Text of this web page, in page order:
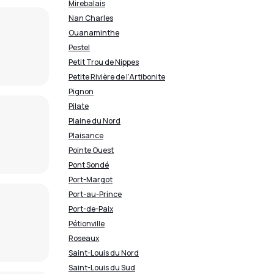
Mirebalais
Nan Charles
Ouanaminthe
Pestel
Petit Trou de Nippes
Petite Rivière de l’Artibonite
Pignon
Pilate
Plaine du Nord
Plaisance
Pointe Ouest
Pont Sondé
Port-Margot
Port-au-Prince
Port-de-Paix
Pétionville
Roseaux
Saint-Louis du Nord
Saint-Louis du Sud